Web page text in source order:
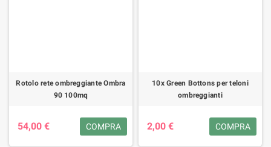
Rotolo rete ombreggiante Ombra
90 100mq
54,00 € COMPRA
10x Green Bottons per teloni
ombreggianti
2,00 € COMPRA